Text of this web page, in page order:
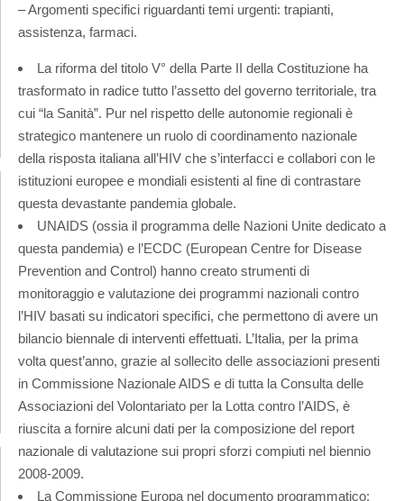
– Argomenti specifici riguardanti temi urgenti: trapianti,
assistenza, farmaci.
La riforma del titolo V° della Parte II della Costituzione ha
trasformato in radice tutto l’assetto del governo territoriale, tra
cui “la Sanità”. Pur nel rispetto delle autonomie regionali è
strategico mantenere un ruolo di coordinamento nazionale
della risposta italiana all’HIV che s’interfacci e collabori con le
istituzioni europee e mondiali esistenti al fine di contrastare
questa devastante pandemia globale.
UNAIDS (ossia il programma delle Nazioni Unite dedicato a
questa pandemia) e l’ECDC (European Centre for Disease
Prevention and Control) hanno creato strumenti di
monitoraggio e valutazione dei programmi nazionali contro
l’HIV basati su indicatori specifici, che permettono di avere un
bilancio biennale di interventi effettuati. L’Italia, per la prima
volta quest’anno, grazie al sollecito delle associazioni presenti
in Commissione Nazionale AIDS e di tutta la Consulta delle
Associazioni del Volontariato per la Lotta contro l’AIDS, è
riuscita a fornire alcuni dati per la composizione del report
nazionale di valutazione sui propri sforzi compiuti nel biennio
2008-2009.
La Commissione Europa nel documento programmatico: